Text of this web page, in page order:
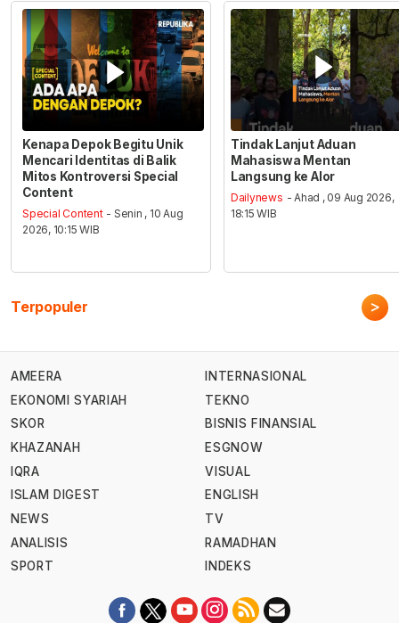
Kenapa Depok Begitu Unik
Mencari Identitas di Balik
Mitos Kontroversi Special
Content
Special Content - Senin , 10 Aug
2026, 10:15 WIB
Tindak Lanjut Aduan
Mahasiswa Mentan
Langsung ke Alor
Dailynews - Ahad , 09 Aug 2026,
18:15 WIB
Terpopuler >
AMEERA
EKONOMI SYARIAH
SKOR
KHAZANAH
IQRA
ISLAM DIGEST
NEWS
ANALISIS
SPORT
INTERNASIONAL
TEKNO
BISNIS FINANSIAL
ESGNOW
VISUAL
ENGLISH
TV
RAMADHAN
INDEKS